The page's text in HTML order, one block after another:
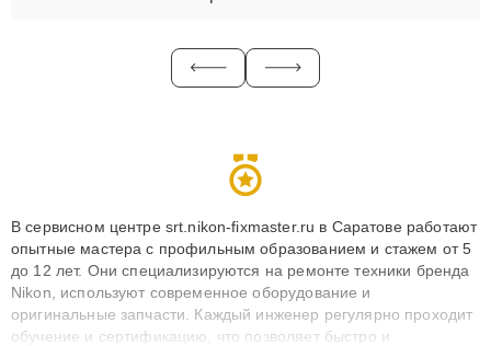
В сервисном центре srt.nikon-fixmaster.ru в Саратове работают
опытные мастера с профильным образованием и стажем от 5
до 12 лет. Они специализируются на ремонте техники бренда
Nikon, используют современное оборудование и
оригинальные запчасти. Каждый инженер регулярно проходит
обучение и сертификацию, что позволяет быстро и